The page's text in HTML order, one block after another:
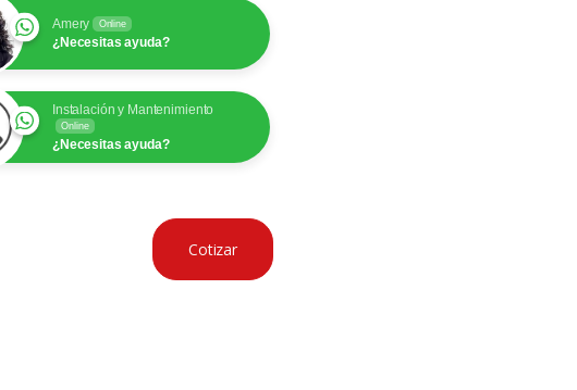
Amery Online
¿Necesitas ayuda?
Instalación y Mantenimiento
Online
¿Necesitas ayuda?
Cotizar